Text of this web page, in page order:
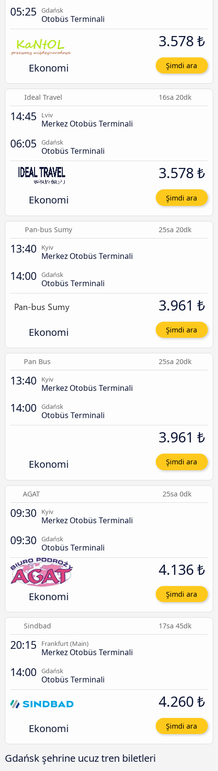
05:25 Gdańsk
Otobüs Terminali
Ekonomi
3.578 ₺
Şimdi ara
Ideal Travel 16sa 20dk
14:45 Lviv
Merkez Otobüs Terminali
06:05 Gdańsk
Otobüs Terminali
Ekonomi
3.578 ₺
Şimdi ara
Pan-bus Sumy 25sa 20dk
13:40 Kyiv
Merkez Otobüs Terminali
14:00 Gdańsk
Otobüs Terminali
Ekonomi
3.961 ₺
Şimdi ara
Pan Bus 25sa 20dk
13:40 Kyiv
Merkez Otobüs Terminali
14:00 Gdańsk
Otobüs Terminali
Ekonomi
3.961 ₺
Şimdi ara
AGAT 25sa 0dk
09:30 Kyiv
Merkez Otobüs Terminali
09:30 Gdańsk
Otobüs Terminali
Ekonomi
4.136 ₺
Şimdi ara
Sindbad 17sa 45dk
20:15 Frankfurt (Main)
Merkez Otobüs Terminali
14:00 Gdańsk
Otobüs Terminali
Ekonomi
4.260 ₺
Şimdi ara
Gdańsk şehrine ucuz tren biletleri